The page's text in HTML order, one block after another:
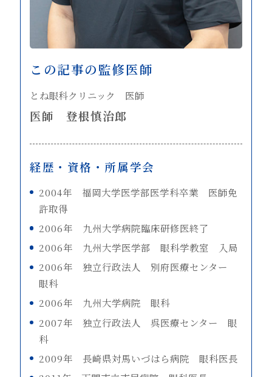
この記事の監修医師
とね眼科クリニック 医師
医師 登根慎治郎
経歴・資格・所属学会
2004年 福岡大学医学部医学科卒業 医師免
許取得
2006年 九州大学病院臨床研修医終了
2006年 九州大学医学部 眼科学教室 入局
2006年 独立行政法人 別府医療センター
眼科
2006年 九州大学病院 眼科
2007年 独立行政法人 呉医療センター 眼
科
2009年 長崎県対馬いづはら病院 眼科医長